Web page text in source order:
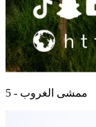
ممشى الغروب - 5